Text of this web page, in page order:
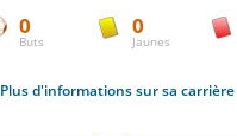
0
Buts
0
Jaunes
Plus d'informations sur sa carrière